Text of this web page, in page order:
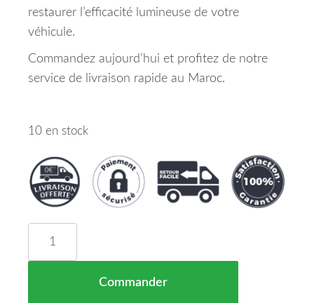
restaurer l’efficacité lumineuse de votre
véhicule.
Commandez aujourd’hui et profitez de notre
service de livraison rapide au Maroc.
10 en stock
Commander